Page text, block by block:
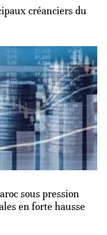
créanciers du
sous pression
en forte hausse